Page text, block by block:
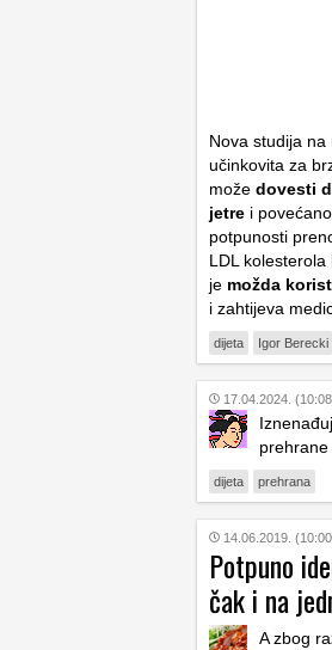
Nova studija
učinkovita za
može dovesti
jetre i
potpunosti
LDL
je možda
i zahtijeva
dijeta Igor Berecki
17.04.2024.
prehrane
dijeta prehrana
14.06.2019.
Potpuno
čak i na
A zbog